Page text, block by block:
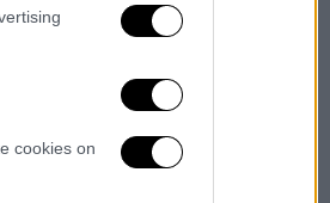
cookies on